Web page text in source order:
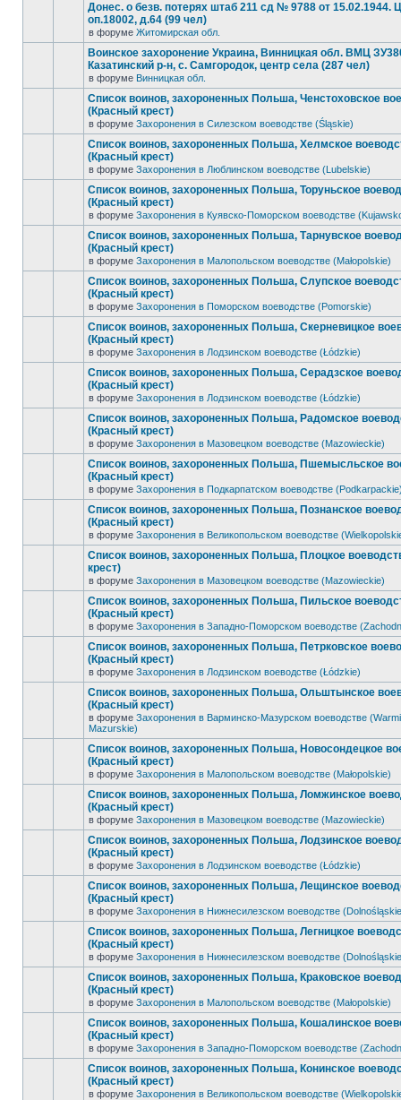
Донес. о безв. потерях штаб 211 сд № 9788 от
оп.18002, д.64 (99 чел)
в форуме Житомирская обл.
Воинское захоронение Украина, Винницкая обл. ВМЦ
Казатинский р-н, с. Самгородок, центр села (287 чел)
в форуме Винницкая обл.
Список воинов, захороненных Польша, Ченстоховское
(Красный крест)
в форуме Захоронения в Силезском воеводстве (Śląskie)
Список воинов, захороненных Польша, Хелмское
(Красный крест)
в форуме Захоронения в Люблинском воеводстве (Lubelskie)
Список воинов, захороненных Польша, Торуньское
(Красный крест)
в форуме Захоронения в Куявско-Поморском воеводстве
Список воинов, захороненных Польша, Тарнувское
(Красный крест)
в форуме Захоронения в Малопольском воеводстве (Małopolskie)
Список воинов, захороненных Польша, Слупское
(Красный крест)
в форуме Захоронения в Поморском воеводстве (Pomorskie)
Список воинов, захороненных Польша, Скерневицкое
(Красный крест)
в форуме Захоронения в Лодзинском воеводстве (Łódzkie)
Список воинов, захороненных Польша, Серадзское
(Красный крест)
в форуме Захоронения в Лодзинском воеводстве (Łódzkie)
Список воинов, захороненных Польша, Радомское
(Красный крест)
в форуме Захоронения в Мазовецком воеводстве (Mazowieckie)
Список воинов, захороненных Польша, Пшемысльское
(Красный крест)
в форуме Захоронения в Подкарпатском воеводстве
Список воинов, захороненных Польша, Познанское
(Красный крест)
в форуме Захоронения в Великопольском воеводстве
Список воинов, захороненных Польша, Плоцкое
крест)
в форуме Захоронения в Мазовецком воеводстве (Mazowieckie)
Список воинов, захороненных Польша, Пильское
(Красный крест)
в форуме Захоронения в Западно-Поморском воеводстве
Список воинов, захороненных Польша, Петрковское
(Красный крест)
в форуме Захоронения в Лодзинском воеводстве (Łódzkie)
Список воинов, захороненных Польша, Ольштынское
(Красный крест)
в форуме Захоронения в Варминско-Мазурском воеводстве
Mazurskie)
Список воинов, захороненных Польша, Новосондецкое
(Красный крест)
в форуме Захоронения в Малопольском воеводстве (Małopolskie)
Список воинов, захороненных Польша, Ломжинское
(Красный крест)
в форуме Захоронения в Мазовецком воеводстве (Mazowieckie)
Список воинов, захороненных Польша, Лодзинское
(Красный крест)
в форуме Захоронения в Лодзинском воеводстве (Łódzkie)
Список воинов, захороненных Польша, Лещинское
(Красный крест)
в форуме Захоронения в Нижнесилезском воеводстве
Список воинов, захороненных Польша, Легницкое
(Красный крест)
в форуме Захоронения в Нижнесилезском воеводстве
Список воинов, захороненных Польша, Краковское
(Красный крест)
в форуме Захоронения в Малопольском воеводстве (Małopolskie)
Список воинов, захороненных Польша, Кошалинское
(Красный крест)
в форуме Захоронения в Западно-Поморском воеводстве
Список воинов, захороненных Польша, Конинское
(Красный крест)
в форуме Захоронения в Великопольском воеводстве